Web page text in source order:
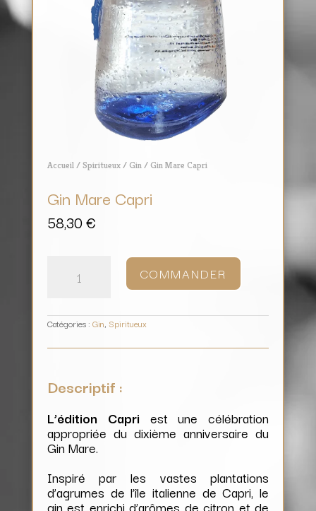
Accueil/Spiritueux/ Gin/ Gin Mare Capri
Gin Mare Capri
58,30€
COMMANDER
Catégories : Gin, Spiritueux
Descriptif :
L’édition Capri est une célébration
appropriée du dixième anniversaire du
Gin Mare.
Inspiré par les vastes plantations
d’agrumes de l’île italienne de Capri, le
gin est enrichi d’arômes de citron et de